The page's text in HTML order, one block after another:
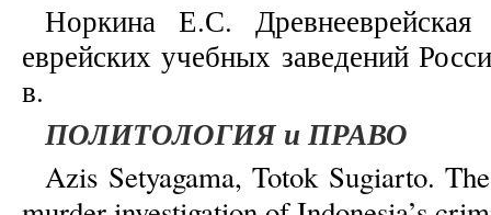
Норкина Е.С.
еврейских учебных заведений
в.
ПОЛИТОЛОГИЯ и ПРАВО
Azis Setyagama, Totok Sugiarto.